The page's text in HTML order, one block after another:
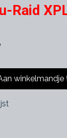
Raid
winkelmandje